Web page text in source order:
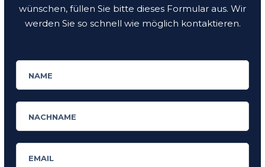
wünschen, füllen Sie bitte dieses Formular aus. Wir
werden Sie so schnell wie möglich kontaktieren.